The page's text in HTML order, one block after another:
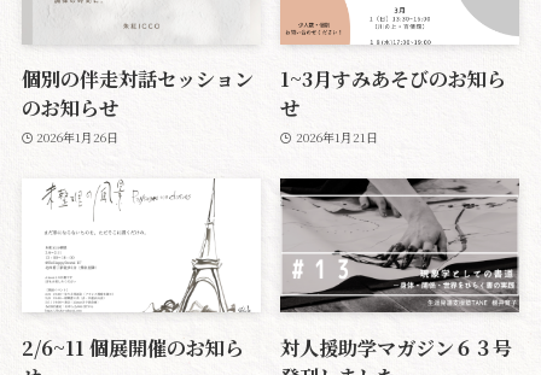
個別の伴走対話セッション
のお知らせ
2026年1月26日
1~3月すみあそびのお知ら
せ
2026年1月21日
2/6~11 個展開催のお知ら
対人援助学マガジン６３号